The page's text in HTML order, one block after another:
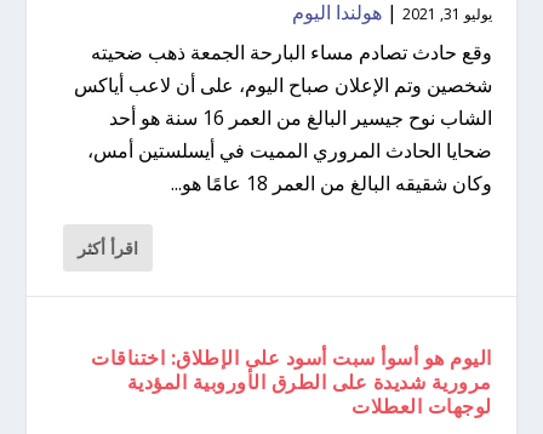
يوليو 31, 2021 |هولندا اليوم
وقع حادث تصادم مساء البارحة الجمعة ذهب ضحيته
شخصين وتم الإعلان صباح اليوم، على أن لاعب أياكس
الشاب نوح جيسير البالغ من العمر 16 سنة هو أحد
ضحايا الحادث المروري المميت في أيسلستين أمس،
وكان شقيقه البالغ من العمر 18 عامًا هو...
اقرأ أكثر
اليوم هو أسوأ سبت أسود على الإطلاق: اختناقات
مرورية شديدة على الطرق الأوروبية المؤدية
لوجهات العطلات